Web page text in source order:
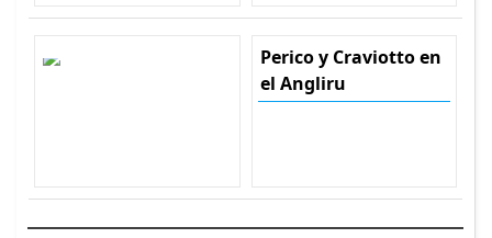
Perico y Craviotto en
el Angliru